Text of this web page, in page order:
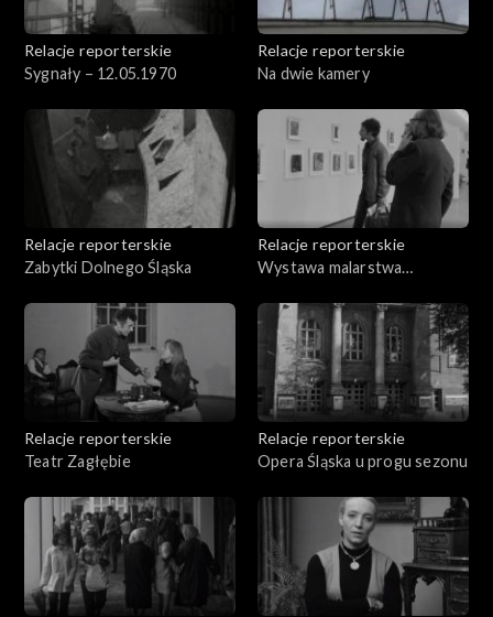
Relacje reporterskie
Sygnały – 12.05.1970
Relacje reporterskie
Na dwie kamery
Relacje reporterskie
Zabytki Dolnego Śląska
Relacje reporterskie
Wystawa malarstwa
Relacje reporterskie
Teatr Zagłębie
Relacje reporterskie
Opera Śląska u progu sezonu